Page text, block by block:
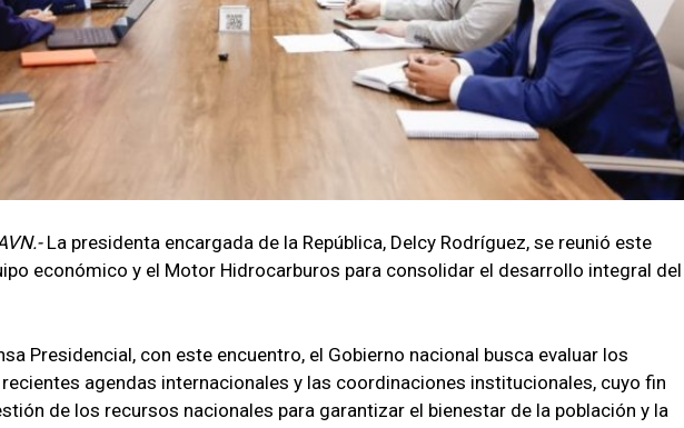
La presidenta encargada de la República, Delcy Rodríguez, se reunió este
económico y el Motor Hidrocarburos para consolidar el desarrollo integral del
Presidencial, con este encuentro, el Gobierno nacional busca evaluar los
agendas internacionales y las coordinaciones institucionales, cuyo fin
de los recursos nacionales para garantizar el bienestar de la población y la